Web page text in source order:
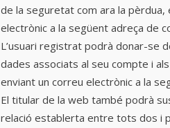
de la seguretat com ara la
electrònic a la següent adreça de
L’usuari registrat podrà donar-se
dades associats al seu compte i
enviant un correu electrònic a la
El titular de la web també podrà
relació establerta entre tots dos i